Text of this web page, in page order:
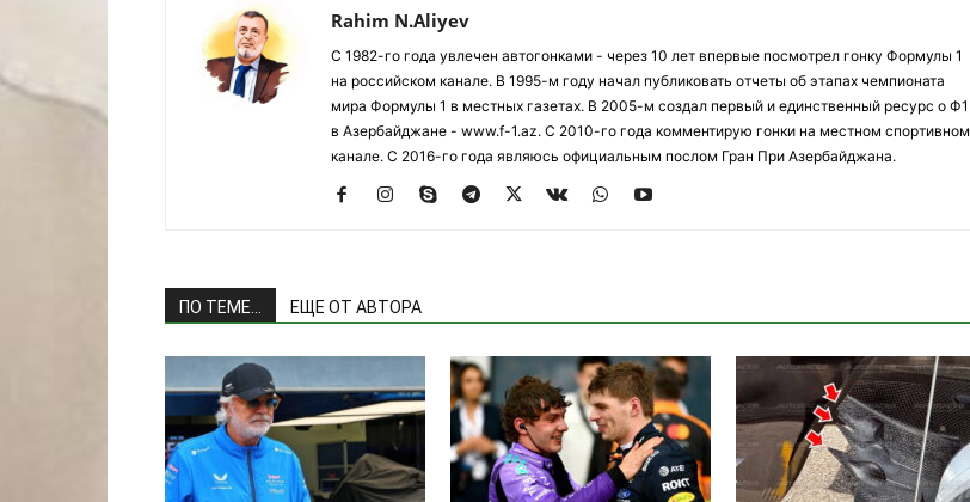
Rahim N.Aliyev
С 1982-го года увлечен автогонками - через 10 лет впервые посмотрел гонку Формулы 1
на российском канале. В 1995-м году начал публиковать отчеты об этапах чемпионата
мира Формулы 1 в местных газетах. В 2005-м создал первый и единственный ресурс о Ф1
в Азербайджане - www.f-1.az. С 2010-го года комментирую гонки на местном спортивном
канале. С 2016-го года являюсь официальным послом Гран При Азербайджана.
ПО ТЕМЕ... ЕЩЕ ОТ АВТОРА